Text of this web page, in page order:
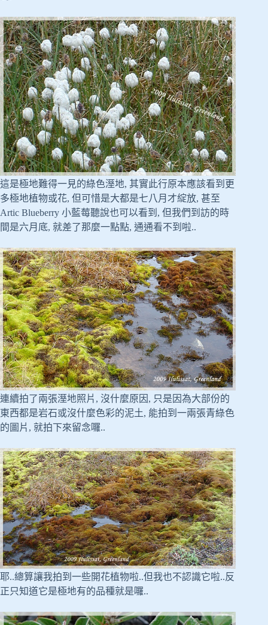
這是極地難得一見的綠色溼地, 其實此行原本應該看到更
多極地植物或花, 但可惜是大都是七八月才綻放, 甚至
Artic Blueberry 小藍莓聽說也可以看到, 但我們到訪的時
間是六月底, 就差了那麼一點點, 通通看不到啦..
連續拍了兩張溼地照片, 沒什麼原因, 只是因為大部份的
東西都是岩石或沒什麼色彩的泥土, 能拍到一兩張青綠色
的圖片, 就拍下來留念囉..
耶..總算讓我拍到一些開花植物啦..但我也不認識它啦..反
正只知道它是極地有的品種就是囉..